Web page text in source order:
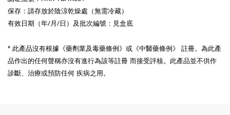
保存：請存放於陰涼乾燥處（無需冷藏）
有效日期（年/月/日）及批次編號：見盒底
* 此產品沒有根據《藥劑業及毒藥條例》或《中醫藥條例》 註冊。為此產
品作出的任何聲稱亦沒有進行為該等註冊 而接受評核。此產品並不供作
診斷、治療或預防任何 疾病之用。